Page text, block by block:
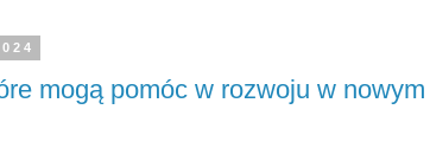
mogą pomóc w rozwoju w nowym